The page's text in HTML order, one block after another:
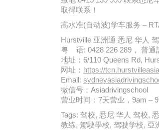
取得联系！
高水准(自动波)学车服务 –
Hurstville 亚洲通 悉尼 华人
粤 语: 0428 226 289， 普通
地址：6/110 Queens Rd,
网址： https://
Email:
微信号：Asiadrivingschool
营业时间：7天营业，9am –
Tags: 驾校, 悉尼 华人 驾校,
教练, 駕駛學校, 驾驶学校, 亞